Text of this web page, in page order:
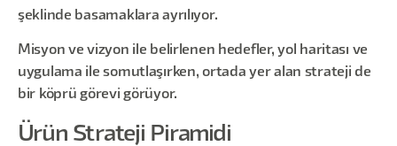
şeklinde basamaklara ayrılıyor.
Misyon ve vizyon ile belirlenen hedefler, yol haritası ve
uygulama ile somutlaşırken, ortada yer alan strateji de
bir köprü görevi görüyor.
Ürün Strateji Piramidi